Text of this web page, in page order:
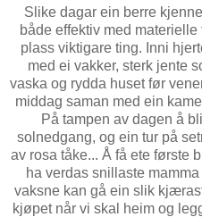
Slike dagar ein berre
både effektiv med
plass viktigare ting. Inni
med ei vakker, sterk jente
vaska og rydda huset før
middag saman med ein
På tampen av dagen å
solnedgang, og ein tur på
av rosa tåke... Å få ete første
ha verdas snillaste
vaksne kan gå ein slik
kjøpet når vi skal heim og